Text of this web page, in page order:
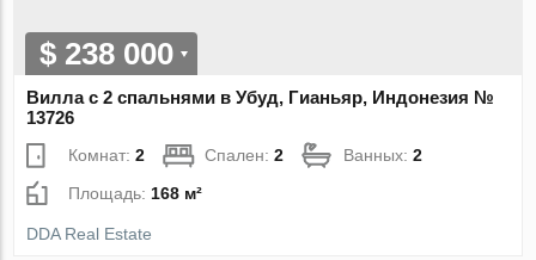
$ 238 000
Вилла с 2 спальнями в Убуд, Гианьяр, Индонезия №
13726
Комнат:2 Спален:2 Ванных:2
Площадь: 168 м²
DDA Real Estate